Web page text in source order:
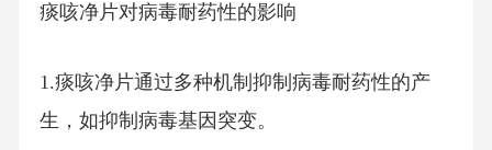
痰咳净片对病毒耐药性的影响
1.痰咳净片通过多种机制抑制病毒耐药性的产
生，如抑制病毒基因突变。